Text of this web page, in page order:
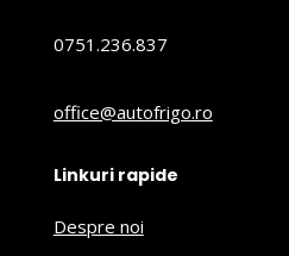
0751.236.837
office@autofrigo.ro
Linkuri rapide
Despre noi